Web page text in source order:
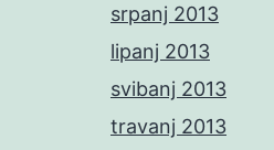
srpanj 2013
lipanj 2013
svibanj 2013
travanj 2013